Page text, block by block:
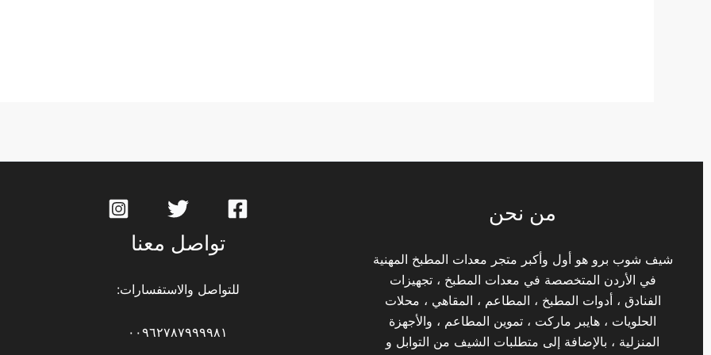
من نحن
شيف شوب برو هو أول وأكبر متجر معدات المطبخ المهنية
في الأردن المتخصصة في معدات المطبخ ، تجهيزات
الفنادق ، أدوات المطبخ ، المطاعم ، المقاهي ، محلات
الحلويات ، هايبر ماركت ، تموين المطاعم ، والأجهزة
المنزلية ، بالإضافة إلى متطلبات الشيف من التوابل و
تواصل معنا
للتواصل والاستفسارات:
٠٠٩٦٢٧٨٧٩٩٩٩٨١